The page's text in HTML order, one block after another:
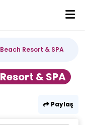
Resort & SPA
& SPA
Paylaş